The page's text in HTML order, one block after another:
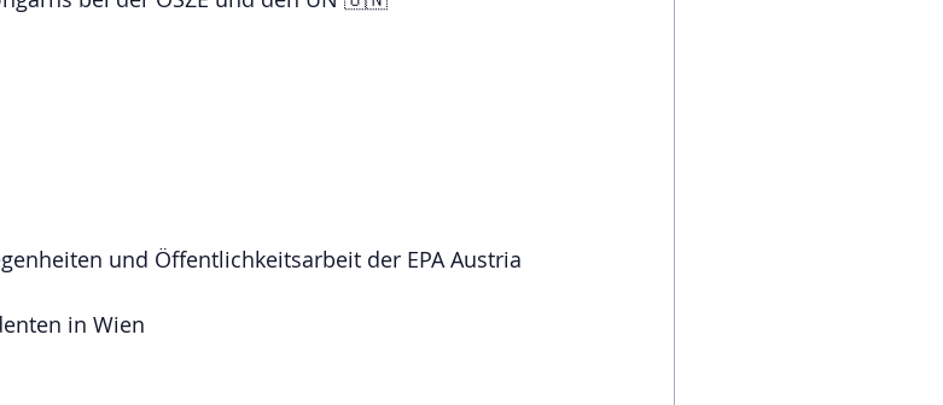
und Öffentlichkeitsarbeit der EPA Austria
in Wien